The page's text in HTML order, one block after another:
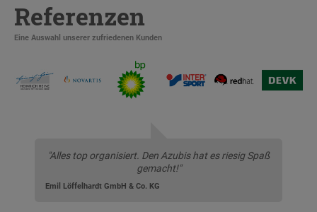
Referenzen
Eine Auswahl unserer zufriedenen Kunden
"Alles top organisiert. Den Azubis hat es riesig Spaß
gemacht!"
Emil Löffelhardt GmbH & Co. KG